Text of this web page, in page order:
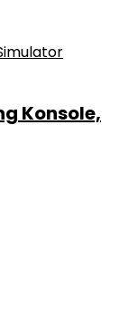
Konsole,